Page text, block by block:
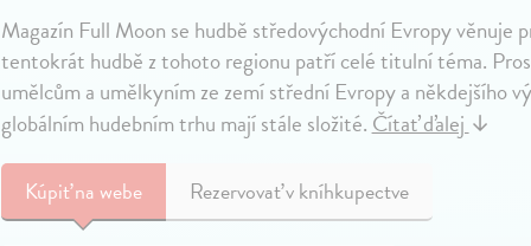
Magazín Full Moon se hudbě středovýchodní Evropy věnuje
tentokrát hudbě z tohoto regionu patří celé titulní téma.
umělcům a umělkyním ze zemí střední Evropy a někdejšího
globálním hudebním trhu mají stále složité.Čítať ďalej↓
Kúpiťna webe Rezervovať v kníhkupectve